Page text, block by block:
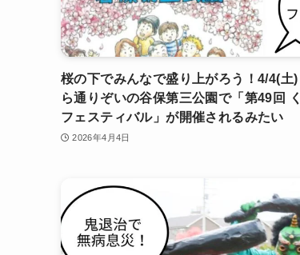
桜の下でみんなで盛り上がろう！4/4(土)
ら通りぞいの谷保第三公園で「第49回
フェスティバル」が開催されるみたい
2026年4月4日